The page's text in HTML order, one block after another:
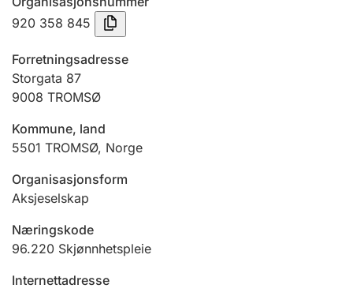
Jeger
Ektepaktveileder
Offentlig sektor
920 358 845
Forretningsadresse
Storgata 87
9008 TROMSØ
Kommune, land
5501 TROMSØ, Norge
Organisasjonsform
Aksjeselskap
Næringskode
96.220 Skjønnhetspleie
Internettadresse